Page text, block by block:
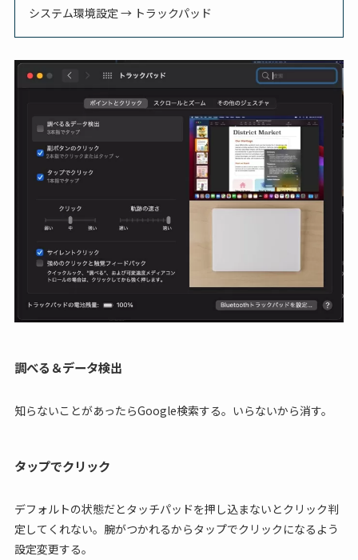
システム環境設定 → トラックパッド
調べる＆データ検出
知らないことがあったらGoogle検索する。いらないから消す。
タップでクリック
デフォルトの状態だとタッチパッドを押し込まないとクリック判
定してくれない。腕がつかれるからタップでクリックになるよう
設定変更する。